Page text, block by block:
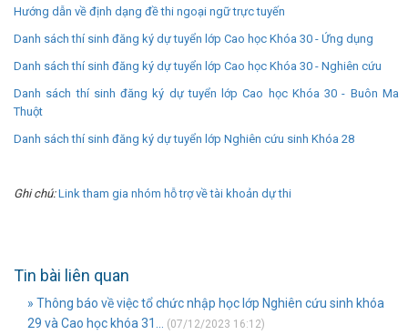
Hướng dẫn về định dạng đề thi ngoại ngữ trực tuyến
Danh sách thí sinh đăng ký dự tuyển lớp Cao học Khóa 30 - Ứng dụng
Danh sách thí sinh đăng ký dự tuyển lớp Cao học Khóa 30 - Nghiên cứu
Danh sách thí sinh đăng ký dự tuyển lớp Cao học Khóa 30 - Buôn Ma
Thuột
Danh sách thí sinh đăng ký dự tuyển lớp Nghiên cứu sinh Khóa 28
Ghi chú: Link tham gia nhóm hỗ trợ về tài khoản dự thi
Tin bài liên quan
» Thông báo về việc tổ chức nhập học lớp Nghiên cứu sinh khóa
29 và Cao học khóa 31...
(07/12/2023 16:12)